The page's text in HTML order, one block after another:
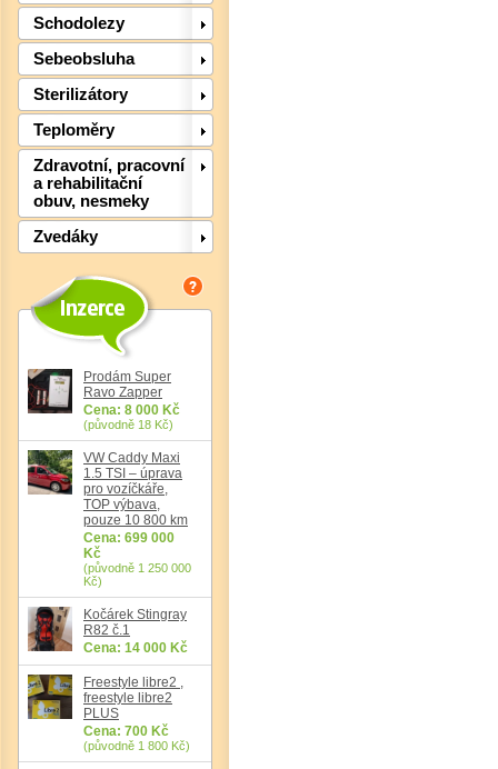
Schodolezy
Sebeobsluha
Sterilizátory
Teploměry
Zdravotní, pracovní
a rehabilitační
obuv, nesmeky
Zvedáky
Prodám Super
Ravo Zapper
Cena: 8 000 Kč
(původně 18 Kč)
VW Caddy Maxi
1.5 TSI – úprava
pro vozíčkáře,
TOP výbava,
pouze 10 800 km
Cena: 699 000
Kč
(původně 1 250 000
Kč)
Kočárek Stingray
R82 č.1
Cena: 14 000 Kč
Freestyle libre2 ,
freestyle libre2
PLUS
Cena: 700 Kč
(původně 1 800 Kč)